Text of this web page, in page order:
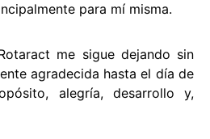
para mí misma.
me sigue dejando sin
agradecida hasta el día de
alegría, desarrollo y,